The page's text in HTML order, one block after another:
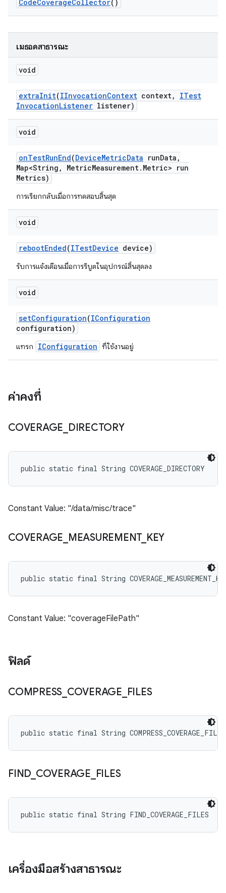
CodeCoverageCollector()
เมธอดสาธารณะ
void
extraInit(IInvocationContext context,
ITest
InvocationListener listener)
void
onTestRunEnd(DeviceMetricData runData ,
Map<String , MetricMeasurement. Metric> run
Metrics)
การเรียกกลับเมื่อการทดสอบสิ้นสุด
void
rebootEnded(ITestDevice device)
รับการแจ้งเตือนเมื่อการรีบูตในอุปกรณ์สิ้นสุดลง
void
setConfiguration(IConfiguration
configuration)
แทรก IConfiguration ที่ใช้งานอยู่
ค่าคงที่
COVERAGE DIRECTORY
public static final String COVERAGE_DIRECTORY
Constant Value: "/data/misc/trace"
COVERAGE MEASUREMENT_ KEY
public static final String
Constant Value: "coverageFilePath"
ฟิลด์
COMPRESS COVERAGE FILES
public static final String COMPRESS_COVERAGE_FILES
FIND COVERAGE FILES
public static final String FIND_COVERAGE_FILES
เครื่องมือสร้างสาธารณะ